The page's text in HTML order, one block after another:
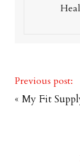
Previous post:
« My Fit